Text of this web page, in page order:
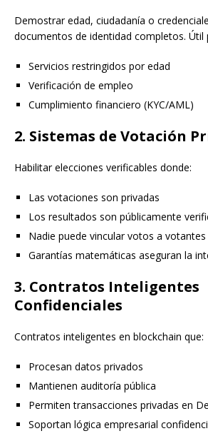
Demostrar edad, ciudadanía o
documentos de identidad completos. Útil
Servicios restringidos por edad
Verificación de empleo
Cumplimiento financiero (KYC/AML)
2. Sistemas de Votación
Habilitar elecciones verificables donde:
Las votaciones son privadas
Los resultados son públicamente
Nadie puede vincular votos a votantes
Garantías matemáticas aseguran la
3. Contratos Inteligentes
Confidenciales
Contratos inteligentes en blockchain que:
Procesan datos privados
Mantienen auditoría pública
Permiten transacciones privadas en
Soportan lógica empresarial